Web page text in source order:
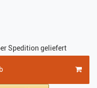
Spedition geliefert